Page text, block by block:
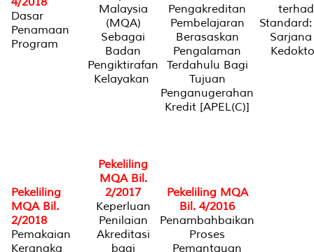
Dasar
Penamaan
Program
Malaysia
(MQA)
Sebagai
Badan
Pengiktirafan
Kelayakan
Pengakreditan
Pembelajaran
Berasaskan
Pengalaman
Terdahulu Bagi
Tujuan
Penganugerahan
Kredit [APEL(C)]
Pekeliling
MQA Bil.
2/2018
Pemakaian
Kerangka
Pekeliling
MQA Bil.
2/2017
Keperluan
Penilaian
Akreditasi
bagi
Pekeliling MQA
Bil. 4/2016
Penambahbaikan
Proses
Pemantauan